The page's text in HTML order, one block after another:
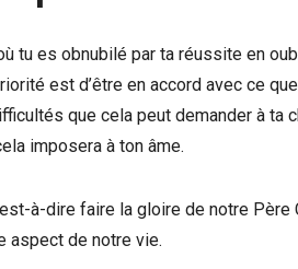
tu es obnubilé par ta réussite en
est d’être en accord avec ce
que cela peut demander à ta
imposera à ton âme.
à-dire faire la gloire de notre Père
aspect de notre vie.